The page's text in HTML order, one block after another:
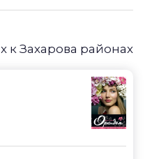
Захарова районах